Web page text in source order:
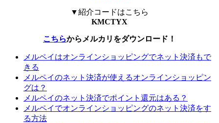
▼紹介コードはこちら
KMCTYX
こちらからメルカリをダウンロード！
メルペイはオンラインショッピングでネット決済もで
きる
メルペイのネット決済が使えるオンラインショッピン
グは？
メルペイのネット決済でポイント還元はある？
メルペイでオンラインショッピングのネット決済をす
る方法